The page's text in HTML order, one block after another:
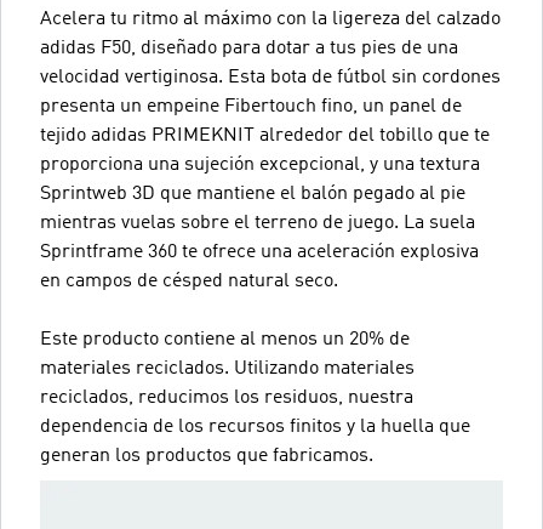
Acelera tu ritmo al máximo con la ligereza del calzado
adidas F50, diseñado para dotar a tus pies de una
velocidad vertiginosa. Esta bota de fútbol sin cordones
presenta un empeine Fibertouch fino, un panel de
tejido adidas PRIMEKNIT alrededor del tobillo que te
proporciona una sujeción excepcional, y una textura
Sprintweb 3D que mantiene el balón pegado al pie
mientras vuelas sobre el terreno de juego. La suela
Sprintframe 360 te ofrece una aceleración explosiva
en campos de césped natural seco.
Este producto contiene al menos un 20% de
materiales reciclados. Utilizando materiales
reciclados, reducimos los residuos, nuestra
dependencia de los recursos finitos y la huella que
generan los productos que fabricamos.